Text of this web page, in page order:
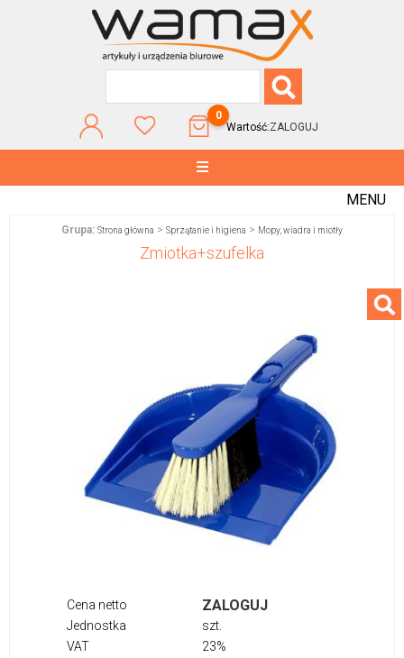
0
Wartość:ZALOGUJ
MENU
Grupa: Strona główna > Sprzątanie i higiena > Mopy, wiadra i miotły
Zmiotka+szufelka
Cena netto ZALOGUJ
Jednostka
szt.
VAT
23%